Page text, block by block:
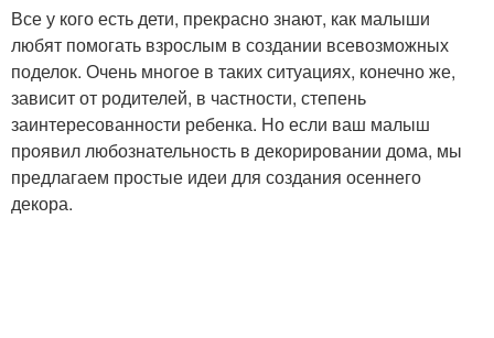
Все у кого есть дети, прекрасно знают, как малыши
любят помогать взрослым в создании всевозможных
поделок. Очень многое в таких ситуациях, конечно же,
зависит от родителей, в частности, степень
заинтересованности ребенка. Но если ваш малыш
проявил любознательность в декорировании дома, мы
предлагаем простые идеи для создания осеннего
декора.